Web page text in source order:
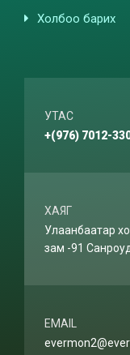
Холбоо барих
УТАС
+(976) 7012-
ХАЯГ
Улаанбаатар
зам -91
EMAIL